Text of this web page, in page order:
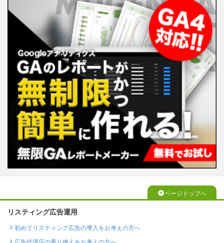
ページトップへ
リスティング広告運用
初めてリスティング広告の導入をお考えの方へ
広告代理店の乗り換えをお考えの方へ